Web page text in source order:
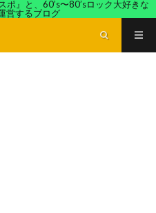
』と、60’s〜80’sロック大好きな
営するブログ